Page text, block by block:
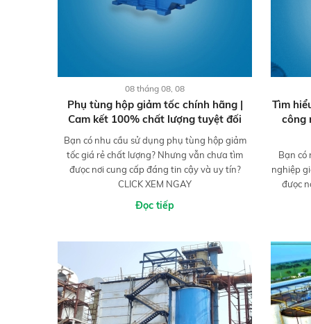
08 tháng 08, 08
Phụ tùng hộp giảm tốc chính hãng |
Cam kết 100% chất lượng tuyệt đối
Bạn có nhu cầu sử dụng phụ tùng hộp giảm
tốc giá rẻ chất lượng? Nhưng vẫn chưa tìm
đưọc nơi cung cấp đáng tin cậy và uy tín?
CLICK XEM NGAY
Đọc tiếp
Tìm
công
Bạn có
nghiệp
đưọc